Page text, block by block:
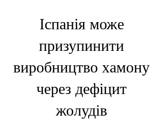
Іспанія може
призупинити
виробництво хамону
через дефіцит
жолудів